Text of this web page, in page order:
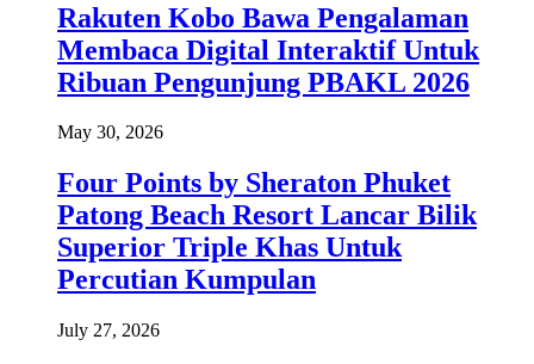
Rakuten Kobo Bawa Pengalaman
Membaca Digital Interaktif Untuk
Ribuan Pengunjung PBAKL 2026
May 30, 2026
Four Points by Sheraton Phuket
Patong Beach Resort Lancar Bilik
Superior Triple Khas Untuk
Percutian Kumpulan
July 27, 2026